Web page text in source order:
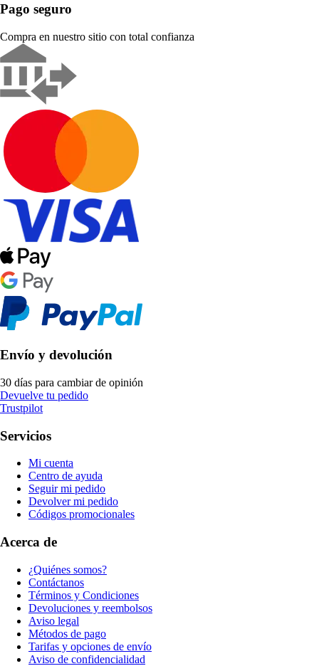
Pago seguro
Compra en nuestro sitio con total confianza
Envío y devolución
30 días para cambiar de opinión
Devuelve tu pedido
Trustpilot
Servicios
Mi cuenta
Centro de ayuda
Seguir mi pedido
Devolver mi pedido
Códigos promocionales
Acerca de
¿Quiénes somos?
Contáctanos
Términos y Condiciones
Devoluciones y reembolsos
Aviso legal
Métodos de pago
Tarifas y opciones de envío
Aviso de confidencialidad